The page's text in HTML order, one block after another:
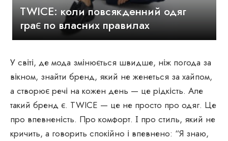
TWICE: коли повсякденний одяг
грає по власних правилах
У світі, де мода змінюється швидше, ніж погода за
вікном, знайти бренд, який не женеться за хайпом,
а створює речі на кожен день — це рідкість. Але
такий бренд є. TWICE — це не просто про одяг. Це
про впевненість. Про комфорт. І про стиль, який не
кричить, а говорить спокійно і впевнено: “Я знаю,